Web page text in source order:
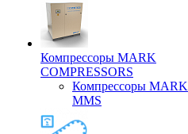
Компрессоры MARK
COMPRESSORS
Компрессоры MARK
MMS